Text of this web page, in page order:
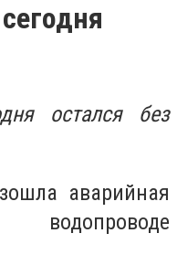
остался без
аварийная